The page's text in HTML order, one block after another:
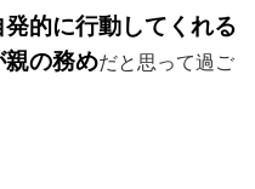
的に行動してくれる
親の務めだと思って過ご